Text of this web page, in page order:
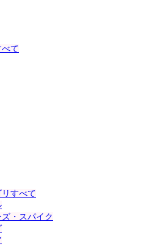
て
すべて
・スパイク